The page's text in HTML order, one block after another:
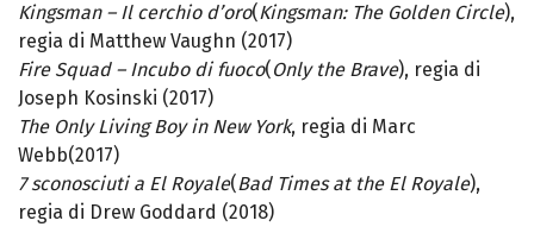
Kingsman – Il cerchio d’oro(Kingsman: The Golden Circle),
regia di Matthew Vaughn (2017)
Fire Squad – Incubo di fuoco( Only the Brave), regia di
Joseph Kosinski (2017)
The Only Living Boy in New York, regia di Marc
Webb(2017)
7 sconosciuti a El Royale(Bad Times at the El Royale),
regia di Drew Goddard (2018)